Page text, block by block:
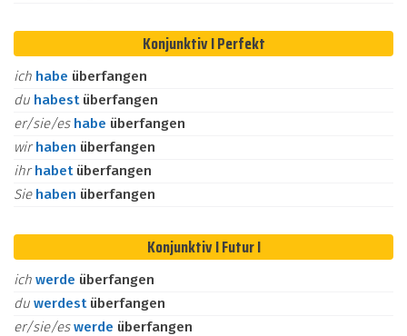
Konjunktiv I Perfekt
ich habe überfangen
du habest überfangen
er/sie/es habe überfangen
wirhaben überfangen
ihrhabet überfangen
Sie haben überfangen
Konjunktiv I Futur I
ich werde überfangen
du werdest überfangen
er/sie/eswerde überfangen